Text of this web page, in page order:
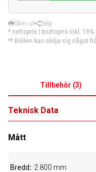
Skriv ut
Dela
* nettopris | bruttopris inkl. 19%
** Bilden kan skilja sig något
Tillbehör (3)
Teknisk Data
Mått
Bredd 2.800 mm